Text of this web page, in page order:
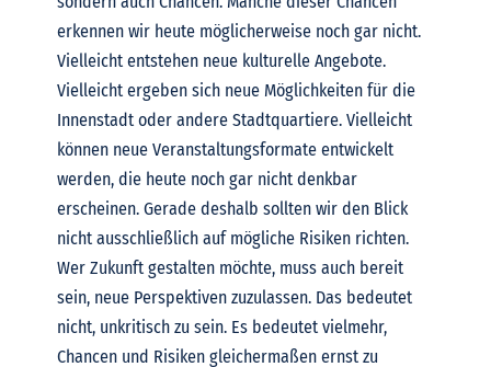
erkennen wir heute möglicherweise noch gar nicht.
Vielleicht entstehen neue kulturelle Angebote.
Vielleicht ergeben sich neue Möglichkeiten für die
Innenstadt oder andere Stadtquartiere. Vielleicht
können neue Veranstaltungsformate entwickelt
werden, die heute noch gar nicht denkbar
erscheinen.Gerade deshalb sollten wir den Blick
nicht ausschließlich auf mögliche Risiken richten.
Wer Zukunft gestalten möchte, muss auch bereit
sein, neue Perspektiven zuzulassen. Das bedeutet
nicht, unkritisch zu sein. Es bedeutet vielmehr,
Chancen und Risiken gleichermaßen ernst zu